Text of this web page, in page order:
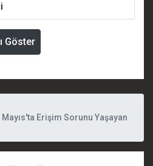
Göster
Erişim Sorunu Yaşayan